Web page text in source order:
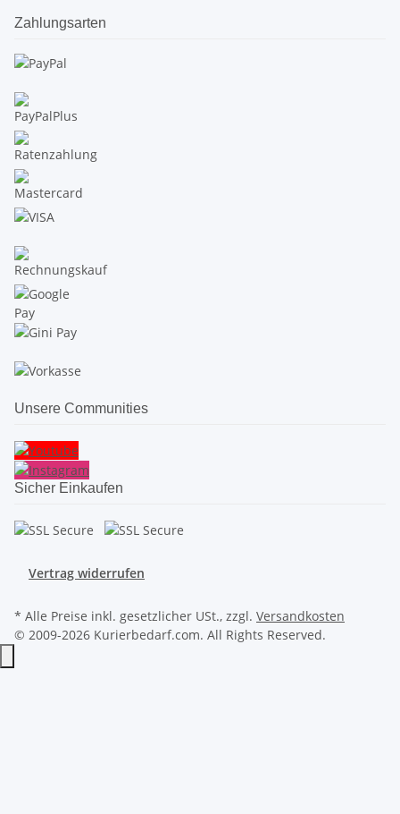
Zahlungsarten
Unsere Communities
Sicher Einkaufen
Vertrag widerrufen
* Alle Preise inkl. gesetzlicher USt., zzgl. Versandkosten
© 2009-2026 Kurierbedarf.com. All Rights Reserved.